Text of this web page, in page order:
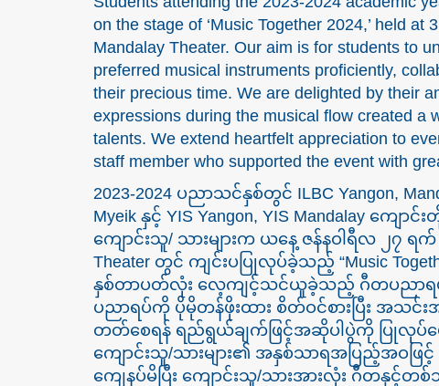
on the stage of ‘Music Together 2024,’ held
Mandalay Theater. Our aim is for students to
preferred musical instruments proficiently,
their precious time. We are delighted by their
expressions during the musical flow created a
talents. We extend heartfelt appreciation to
staff member who supported the event with
2023-2024 ပညာသင်နှစ်တွင် ILBC Yangon,
Myeik နှင့် YIS Yangon, YIS Mandalay ကျ
ကျောင်းသူ/ သားများက ယနေ့ ဇန်နဝါရီလ ၂၇ ရက်
Theater တွင် ကျင်းပပြုလုပ်ခဲ့သည့် “Music
နှစ်တာပတ်လုံး လေ့ကျင့်သင်ယူခဲ့သည့် ဂီတပညာရ
ပညာရပ်ကို ပိုမိုတန်ဖိုးထား စိတ်ဝင်စားပြီး အသင်
တတ်စေရန် ရည်ရွယ်ချက်ဖြင့်အဆိုပါပွဲကို ပြုလုပ်ပေ
ကျောင်းသူ/သားများ၏ အနှစ်သာရအပြည့်အဝဖြ
ကျေနပ်မိပြီး ကျောင်းသူ/သားအားလုံး ဂီတနှင့်တ